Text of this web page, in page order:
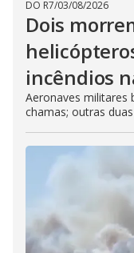
DO R7/03/08/2026
Dois
incêndios
Aeronaves militares
chamas; outras